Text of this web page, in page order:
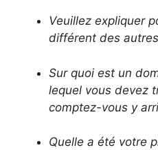
Veuillez expliquer
différent des
Sur quoi est un
lequel vous devez
comptez-vous y
Quelle a été votre